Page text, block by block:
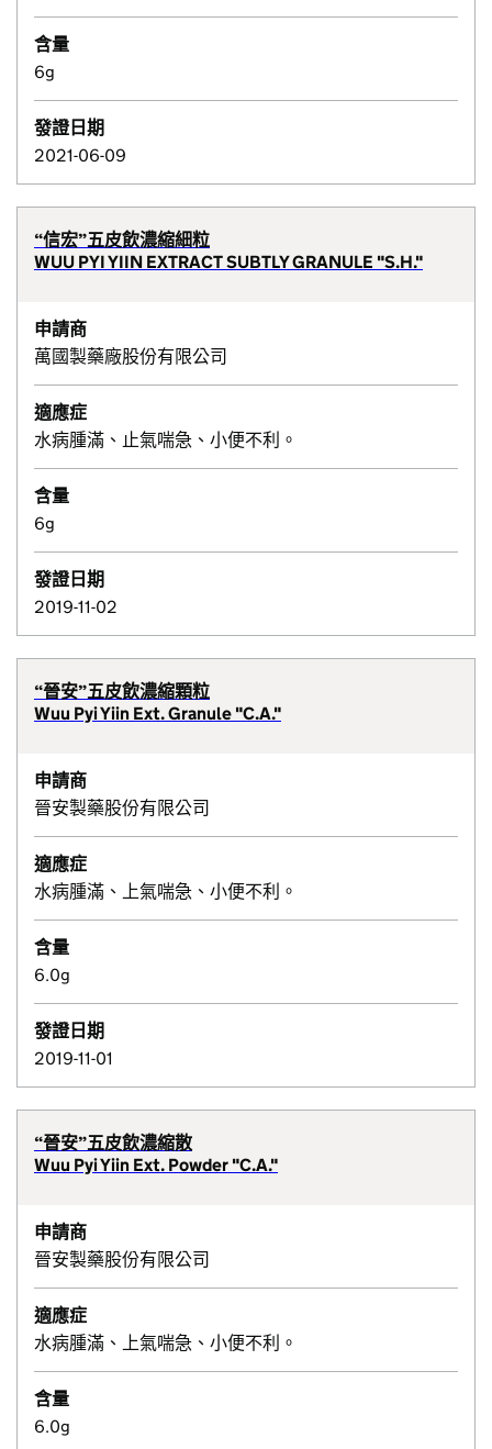
含量
6g
發證日期
2021-06-09
“信宏”五皮飲濃縮細粒
WUU PYI YIIN EXTRACT SUBTLY GRANULE "S.H."
申請商
萬國製藥廠股份有限公司
適應症
水病腫滿、止氣喘急、小便不利。
含量
6g
發證日期
2019-11-02
“晉安”五皮飲濃縮顆粒
Wuu Pyi Yiin Ext. Granule "C.A."
申請商
晉安製藥股份有限公司
適應症
水病腫滿、上氣喘急、小便不利。
含量
6.0g
發證日期
2019-11-01
“晉安”五皮飲濃縮散
Wuu Pyi Yiin Ext. Powder "C.A."
申請商
晉安製藥股份有限公司
適應症
水病腫滿、上氣喘急、小便不利。
含量
6.0g